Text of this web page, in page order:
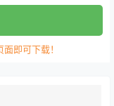
即可下载！